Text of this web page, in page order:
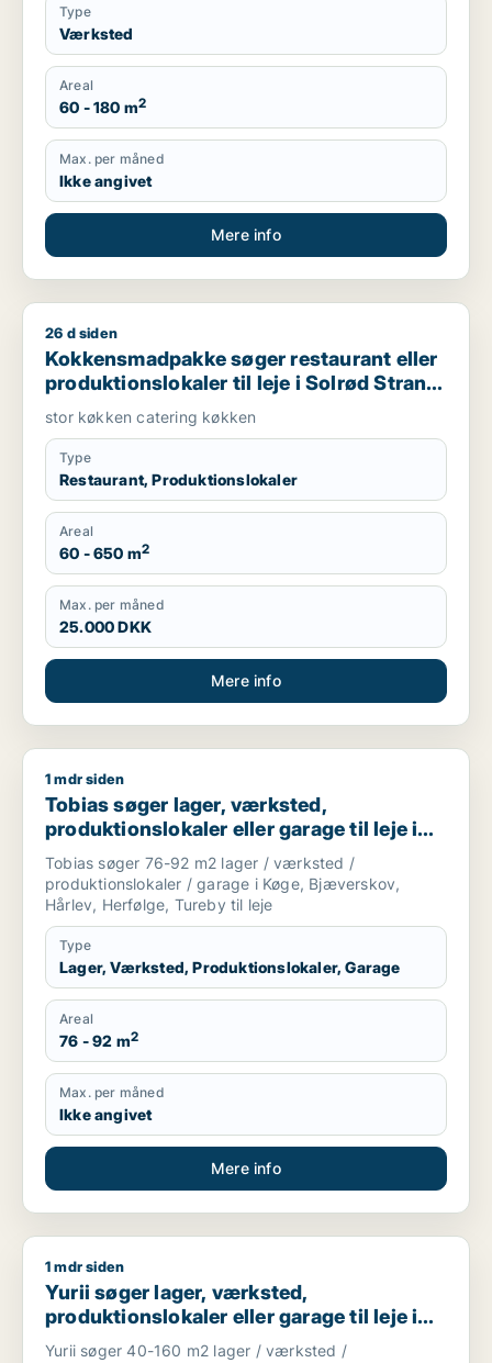
Type
Værksted
Areal
60 - 180 m2
Max. per måned
Ikke angivet
Mere info
Kokkensmadpakke søger restaurant eller
26 d siden
Kokkensmadpakke søger restaurant eller
produktionslokaler til leje i Solrød Strand,
Køge eller Lille Skensved m.fl.
stor køkken catering køkken
Type
Restaurant, Produktionslokaler
Areal
60 - 650 m2
Max. per måned
25.000 DKK
Mere info
Tobias søger lager, værksted, produktionslokaler eller
1 mdr siden
Tobias søger lager, værksted,
produktionslokaler eller garage til leje i
Køge, Bjæverskov eller Hårlev m.fl.
Tobias søger 76-92 m2 lager / værksted /
produktionslokaler / garage i Køge, Bjæverskov,
Hårlev, Herfølge, Tureby til leje
Type
Lager, Værksted, Produktionslokaler, Garage
Areal
76 - 92 m2
Max. per måned
Ikke angivet
Mere info
Yurii søger lager, værksted, produktionslokaler eller garage
1 mdr siden
Yurii søger lager, værksted,
produktionslokaler eller garage til leje i
Region Sjælland
Yurii søger 40-160 m2 lager / værksted /